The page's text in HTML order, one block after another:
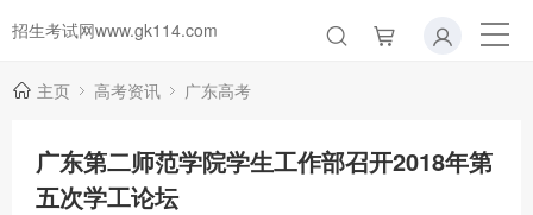
招生考试网www.gk114.com
主页 高考资讯 广东高考
广东第二师范学院学生工作部召开2018年第
五次学工论坛